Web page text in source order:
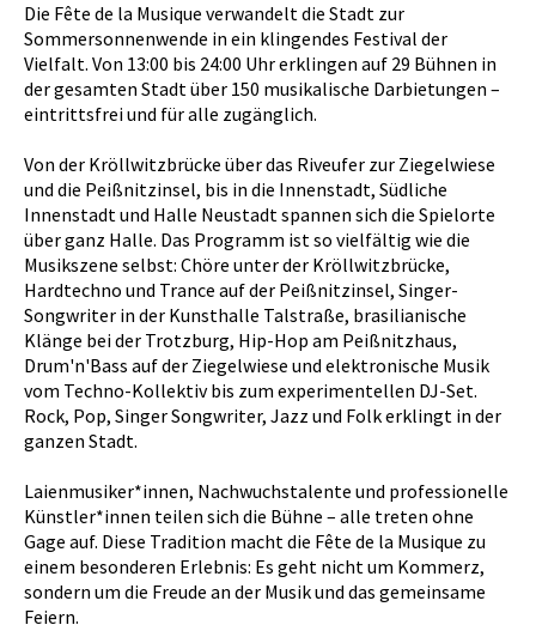
Die Fête de la Musique verwandelt die Stadt zur
Sommersonnenwende in ein klingendes Festival der
Vielfalt. Von 13:00 bis 24:00 Uhr erklingen auf 29 Bühnen in
der gesamten Stadt über 150 musikalische Darbietungen –
eintrittsfrei und für alle zugänglich.
Von der Kröllwitzbrücke über das Riveufer zur Ziegelwiese
und die Peißnitzinsel, bis in die Innenstadt, Südliche
Innenstadt und Halle Neustadt spannen sich die Spielorte
über ganz Halle. Das Programm ist so vielfältig wie die
Musikszene selbst: Chöre unter der Kröllwitzbrücke,
Hardtechno und Trance auf der Peißnitzinsel, Singer-
Songwriter in der Kunsthalle Talstraße, brasilianische
Klänge bei der Trotzburg, Hip-Hop am Peißnitzhaus,
Drum'n'Bass auf der Ziegelwiese und elektronische Musik
vom Techno-Kollektiv bis zum experimentellen DJ-Set.
Rock, Pop, Singer Songwriter, Jazz und Folk erklingt in der
ganzen Stadt.
Laienmusiker*innen, Nachwuchstalente und professionelle
Künstler*innen teilen sich die Bühne – alle treten ohne
Gage auf. Diese Tradition macht die Fête de la Musique zu
einem besonderen Erlebnis: Es geht nicht um Kommerz,
sondern um die Freude an der Musik und das gemeinsame
Feiern.